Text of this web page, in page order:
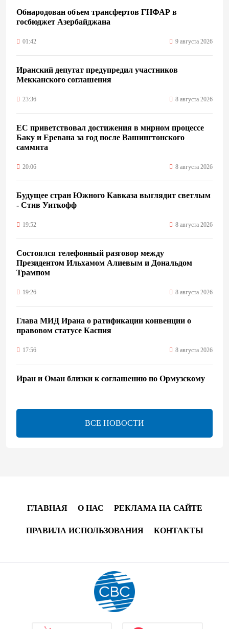
Обнародован объем трансфертов ГНФАР в
госбюджет Азербайджана
01:42 9 августа 2026
Иранский депутат предупредил участников
Мекканского соглашения
23:36 8 августа 2026
ЕС приветствовал достижения в мирном процессе
Баку и Еревана за год после Вашингтонского
саммита
20:06 8 августа 2026
Будущее стран Южного Кавказа выглядит светлым
- Стив Уиткофф
19:52 8 августа 2026
Состоялся телефонный разговор между
Президентом Ильхамом Алиевым и Дональдом
Трампом
19:26 8 августа 2026
Глава МИД Ирана о ратификации конвенции о
правовом статусе Каспия
17:56 8 августа 2026
Иран и Оман близки к соглашению по Ормузскому
17:46 8 августа 2026
Телефонный разговор лидеров - показатель
Хикмет Гаджиев поделился публикацией в связи с
годовщиной Вашингтонского саммита (ВИДЕО)
15:14 8 августа 2026
В минобороны Азербайджана прошло собрание
военных атташе в зарубежных странах (ФОТО)
ВСЕ НОВОСТИ
ГЛАВНАЯ О НАС РЕКЛАМА НА САЙТЕ
ПРАВИЛА ИСПОЛЬЗОВАНИЯ КОНТАКТЫ